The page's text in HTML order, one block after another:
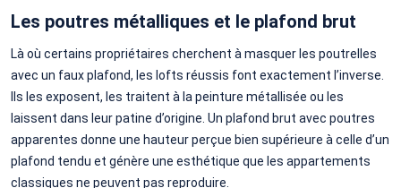
Les poutres métalliques et le plafond brut
Là où certains propriétaires cherchent à masquer les poutrelles
avec un faux plafond, les lofts réussis font exactement l’inverse.
Ils les exposent, les traitent à la peinture métallisée ou les
laissent dans leur patine d’origine. Un plafond brut avec poutres
apparentes donne une hauteur perçue bien supérieure à celle d’un
plafond tendu et génère une esthétique que les appartements
classiques ne peuvent pas reproduire.